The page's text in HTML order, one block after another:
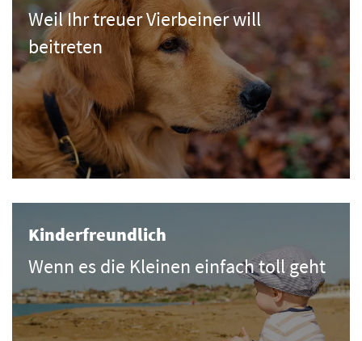
Weil Ihr treuer Vierbeiner will
beitreten
Kinderfreundlich
Wenn es die Kleinen einfach toll geht